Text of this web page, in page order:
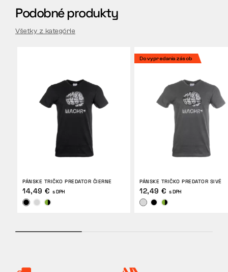
Podobné produkty
Všetky z kategórie
PÁNSKE TRIČKO PREDATOR ČIERNE
14,49 € s DPH
Do vypredania zásob
PÁNSKE TRIČKO PREDATOR SIVÉ
12,49 € s DPH